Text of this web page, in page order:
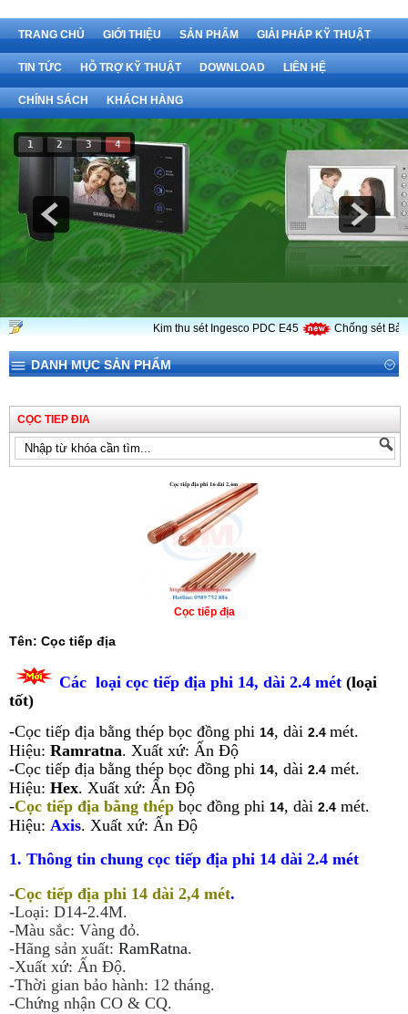
TRANG CHỦ GIỚI THIỆU SẢN PHẨM GIẢI PHÁP KỸ THUẬT
TIN TỨC HỖ TRỢ KỸ THUẬT DOWNLOAD LIÊN HỆ
CHÍNH SÁCH KHÁCH HÀNG
1 2 3 4
Kim thu sét Ingesco PDC E45 Chống sét Bảo
DANH MỤC SẢN PHẨM
CỌC TIEP ĐIA
Cọc tiếp địa
Tên: Cọc tiếp địa
Các loại cọc tiếp địa phi 14, dài 2.4 mét (loại
tốt)
-Cọc tiếp địa bằng thép bọc đồng phi 14, dài 2.4 mét.
Hiệu: Ramratna. Xuất xứ: Ấn Độ
-Cọc tiếp địa bằng thép bọc đồng phi 14, dài 2.4 mét.
Hiệu: Hex. Xuất xứ: Ấn Độ
-Cọc tiếp địa bằng thép bọc đồng phi 14, dài 2.4 mét.
Hiệu: Axis. Xuất xứ: Ấn Độ
1. Thông tin chung cọc tiếp địa phi 14 dài 2.4 mét
-Cọc tiếp địa phi 14 dài 2,4 mét.
-Loại: D14-2.4M.
-Màu sắc: Vàng đỏ.
-Hãng sản xuất: RamRatna.
-Xuất xứ: Ấn Độ.
-Thời gian bảo hành: 12 tháng.
-Chứng nhận CO & CQ.